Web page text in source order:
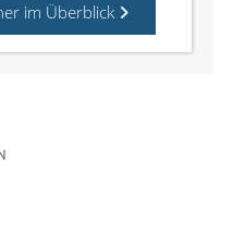
im Überblick
vorlesen.